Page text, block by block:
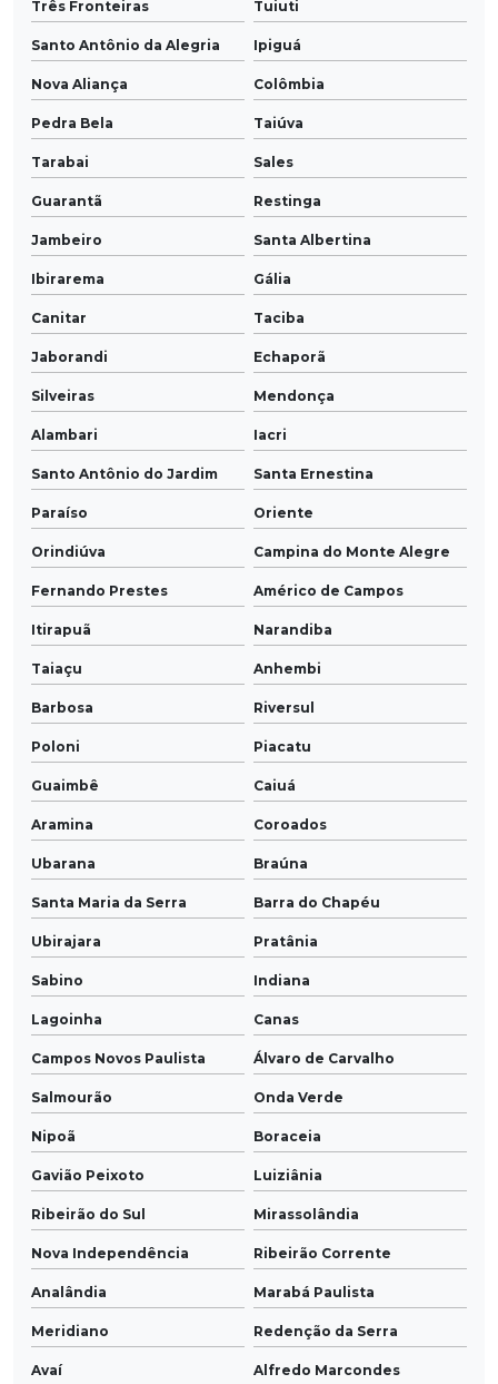
Três Fronteiras Tuiuti
Santo Antônio da Alegria Ipiguá
Nova Aliança Colômbia
Pedra Bela Taiúva
Tarabai Sales
Guarantã Restinga
Jambeiro Santa Albertina
Ibirarema Gália
Canitar Taciba
Jaborandi Echaporã
Silveiras Mendonça
Alambari Iacri
Santo Antônio do Jardim Santa Ernestina
Paraíso Oriente
Orindiúva Campina do Monte Alegre
Fernando Prestes Américo de Campos
Itirapuã Narandiba
Taiaçu Anhembi
Barbosa Riversul
Poloni Piacatu
Guaimbê Caiuá
Aramina Coroados
Ubarana Braúna
Santa Maria da Serra Barra do Chapéu
Ubirajara Pratânia
Sabino Indiana
Lagoinha Canas
Campos Novos Paulista Álvaro de Carvalho
Salmourão Onda Verde
Nipoã Boraceia
Gavião Peixoto Luiziânia
Ribeirão do Sul Mirassolândia
Nova Independência Ribeirão Corrente
Analândia Marabá Paulista
Meridiano Redenção da Serra
Avaí Alfredo Marcondes